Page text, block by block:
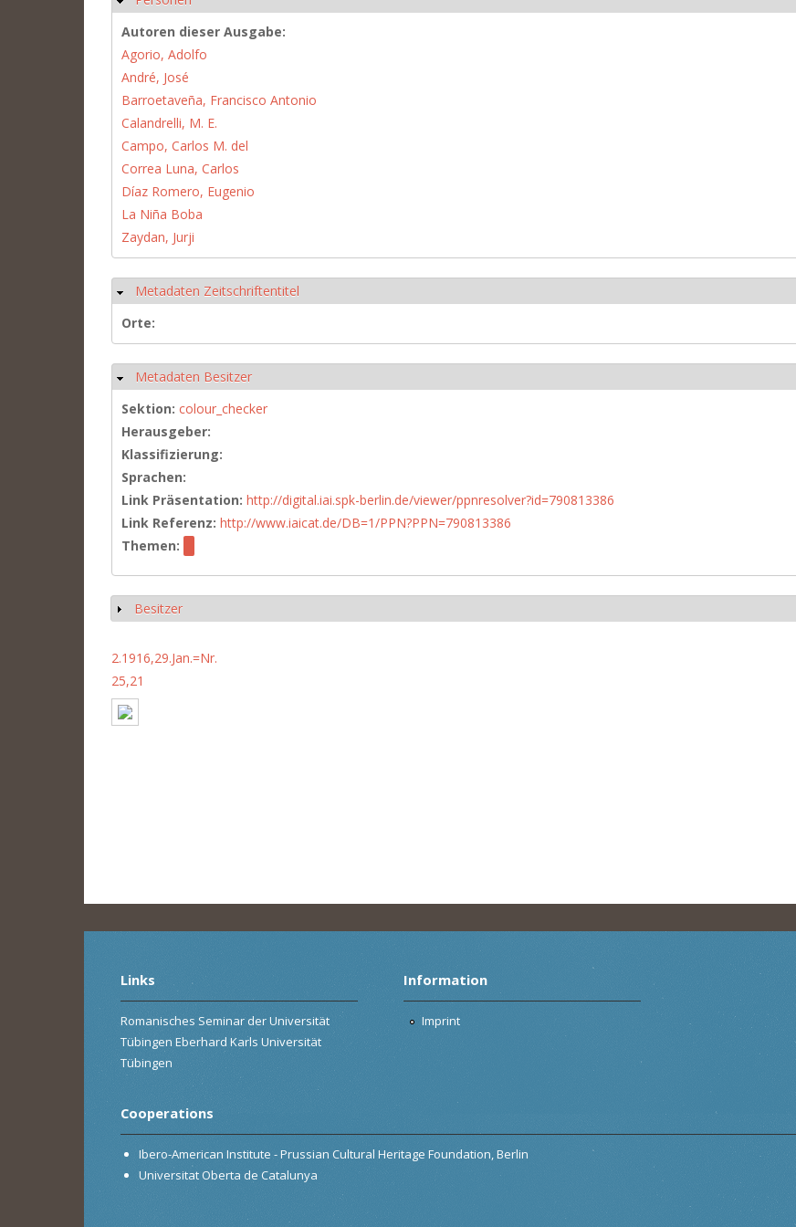
Autoren dieser Ausgabe:
Agorio, Adolfo
André, José
Barroetaveña, Francisco Antonio
Calandrelli, M. E.
Campo, Carlos M. del
Correa Luna, Carlos
Díaz Romero, Eugenio
La Niña Boba
Zaydan, Jurji
Hide
Metadaten Zeitschriftentitel
Orte:
Hide
Metadaten Besitzer
Sektion: colour_checker
Herausgeber:
Klassifizierung:
Sprachen:
Link Präsentation: http://digital.iai.spk-berlin.de/viewer/ppnresolver?id=790813386
Link Referenz: http://www.iaicat.de/DB=1/PPN?PPN=790813386
Themen:
Show
Besitzer
2.1916,29.Jan.=Nr.
25,21
Links
Romanisches Seminar der Universität
Tübingen Eberhard Karls Universität
Tübingen
Information
Imprint
Cooperations
Ibero-American Institute - Prussian Cultural Heritage Foundation, Berlin
Universitat Oberta de Catalunya